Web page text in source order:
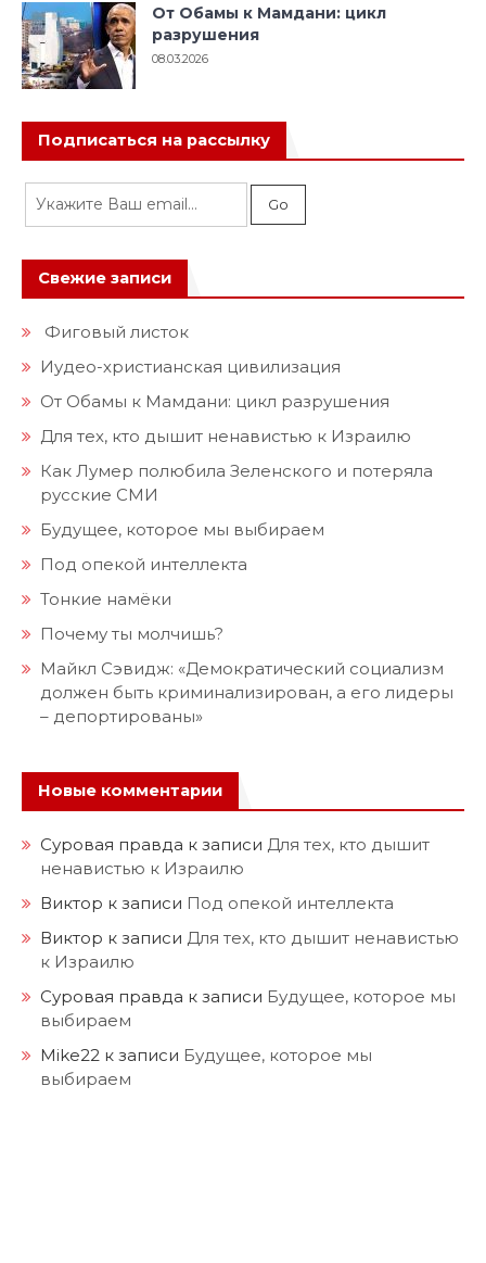
От Обамы к Мамдани: цикл
разрушения
08.03.2026
Подписаться на рассылку
Свежие записи
Фиговый листок
Иудео-христианская цивилизация
От Обамы к Мамдани: цикл разрушения
Для тех, кто дышит ненавистью к Израилю
Как Лумер полюбила Зеленского и потеряла
русские СМИ
Будущее, которое мы выбираем
Под опекой интеллекта
Тонкие намёки
Почему ты молчишь?
Майкл Сэвидж: «Демократический социализм
должен быть криминализирован, а его лидеры
– депортированы»
Новые комментарии
Суровая правда к записи Для тех, кто дышит
ненавистью к Израилю
Виктор к записи Под опекой интеллекта
Виктор к записи Для тех, кто дышит ненавистью
к Израилю
Суровая правда к записи Будущее, которое мы
выбираем
Mike22 к записи Будущее, которое мы
выбираем